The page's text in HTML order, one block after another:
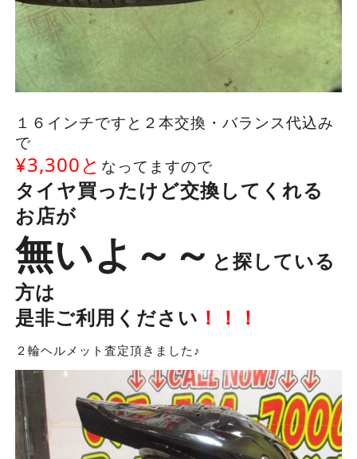
１６インチですと２本交換・バランス代込み
で
¥3,300と なってますので
タイヤ買ったけど交換してくれる
お店が
無いよ～～ と探している
方は
是非ご利用ください ！！！
２輪ヘルメット査定頂きました♪